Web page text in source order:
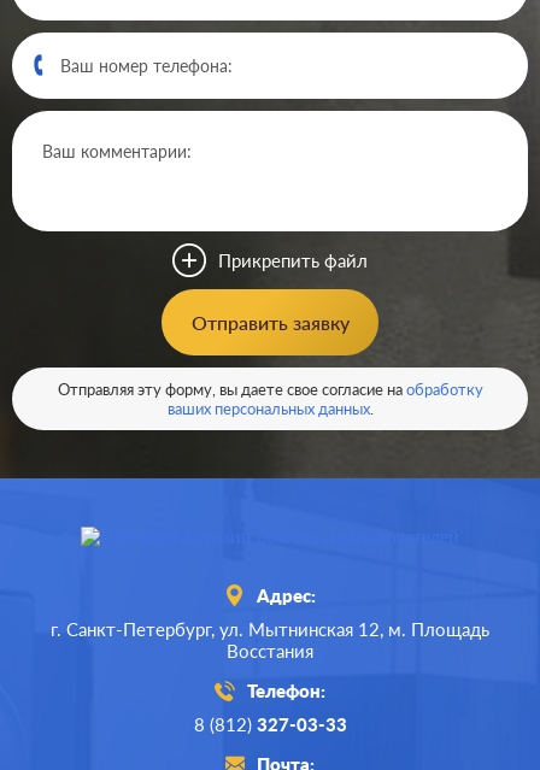
Отправить заявку
Прикрепить файл
Отправляя эту форму, вы даете свое согласие наобработку
ваших персональных данных.
Адрес:
г. Санкт-Петербург, ул. Мытнинская 12, м. Площадь
Восстания
Телефон:
8 (812) 327-03-33
Почта: